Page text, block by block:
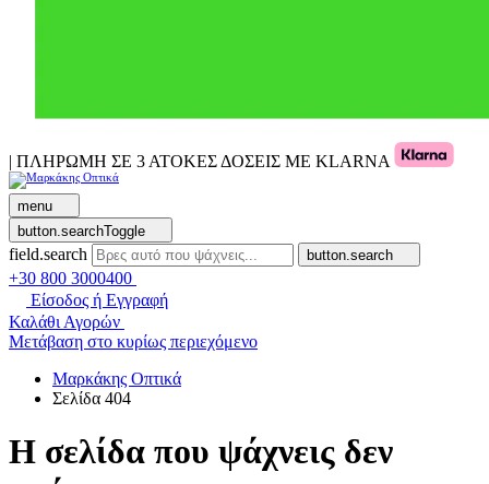
| ΠΛΗΡΩΜΗ ΣΕ 3 ΑΤΟΚΕΣ ΔΟΣΕΙΣ ΜΕ KLARNA
menu
button.searchToggle
field.search button.search
+30 800 3000400
Είσοδος ή Εγγραφή
Καλάθι Αγορών
Μετάβαση στο κυρίως περιεχόμενο
Μαρκάκης Οπτικά
Σελίδα 404
Η σελίδα που ψάχνεις δεν